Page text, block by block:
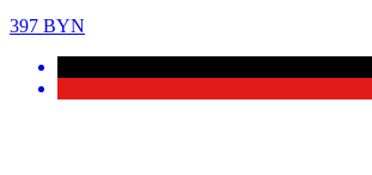
397 BYN